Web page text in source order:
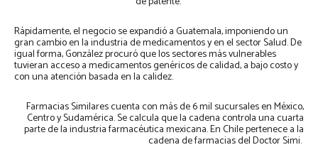
Rápidamente, el negocio se expandió a Guatemala, imponiendo un
gran cambio en la industria de medicamentos y en el sector Salud. De
igual forma, González procuró que los sectores más vulnerables
tuvieran acceso a medicamentos genéricos de calidad, a bajo costo y
con una atención basada en la calidez.
Farmacias Similares cuenta con más de 6 mil sucursales en México,
Centro y Sudamérica. Se calcula que la cadena controla una cuarta
parte de la industria farmacéutica mexicana. En Chile pertenece a la
cadena de farmacias del Doctor Simi.